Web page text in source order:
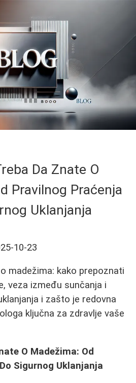
Da Znate O
Pravilnog Praćenja
Uklanjanja
10-23
madežima: kako prepoznati
veza između sunčanja i
i zašto je redovna
ključna za zdravlje vaše
O Madežima: Od
Sigurnog Uklanjanja